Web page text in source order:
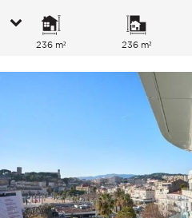
236 m² 236 m²